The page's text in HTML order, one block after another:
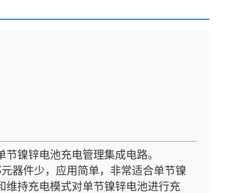
镍锌电池充电管理集成电路。
器件少，应用简单，非常适合单节镍
维持充电模式对单节镍锌电池进行充